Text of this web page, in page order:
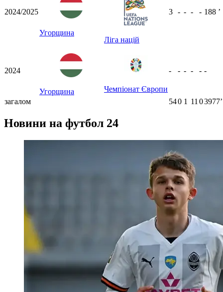
2024/2025
Угорщина
Ліга націй
3 - - - - 188 ʼ
2024
Угорщина Чемпіонат Європи
- - - - - -
загалом 540 1 11 03977ʼ
Новини на футбол 24